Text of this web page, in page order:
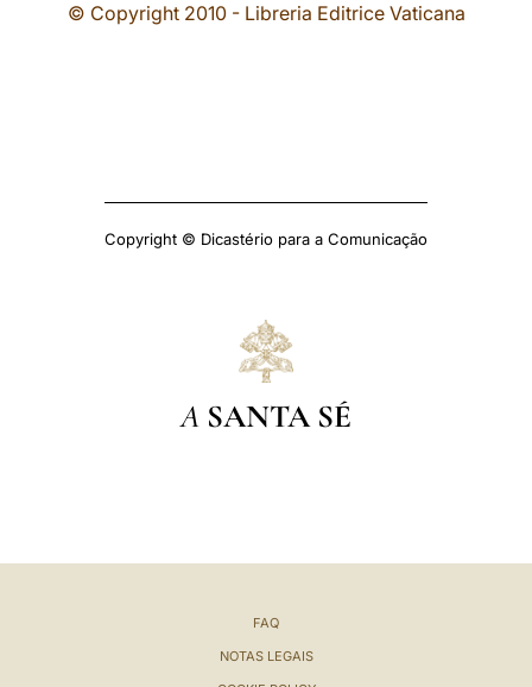
© Copyright 2010 - Libreria Editrice Vaticana
Copyright © Dicastério para a Comunicação
A SANTA SÉ
FAQ
NOTAS LEGAIS